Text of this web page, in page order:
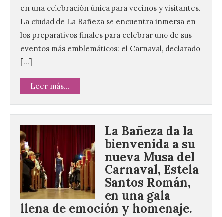
en una celebración única para vecinos y visitantes.
La ciudad de La Bañeza se encuentra inmersa en
los preparativos finales para celebrar uno de sus
eventos más emblemáticos: el Carnaval, declarado
[…]
Leer más...
La Bañeza da la
bienvenida a su
nueva Musa del
Carnaval, Estela
Santos Román,
en una gala
llena de emoción y homenaje.